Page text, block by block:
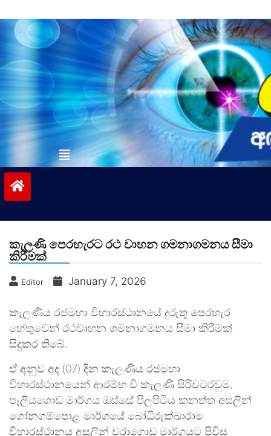
to
contentvinivida.lk
කැලණි පෙරහැරට රථ වාහන ගමනාගමනය සීමා
කිරීමක්
Editor January 7, 2026
කැලණිය රජමහා විහාරස්ථානයේ දුරුතු පෙරහැර
හේතුවෙන් රථවාහන ගමනාගමනය සීමා කිරීමක්
සිදුකර තිබේ.
ඒ අනුව අද (07) දින කැලණිය රජමහා
විහාරස්ථානයෙන් ආරම්භ වී කැලණි සිරිවටරවුම,
පෑලියගොඩ මාර්ගය ඔස්සේ පිලපිටිය කනත්ත අසලින්
ගෝනගම්පොළ මාර්ගයේ බෝධිරුක්ඛාරාම
විහාරස්ථානය අසලින් වරාගොඩ මාර්ගයට පිවිස